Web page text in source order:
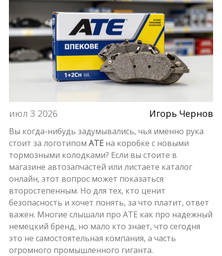
июл 3 2026 Игорь Чернов
Вы когда-нибудь задумывались, чья именно рука
стоит за логотипом ATEна коробке с новыми
тормозными колодками? Если вы стоите в
магазине автозапчастей или листаете каталог
онлайн, этот вопрос может показаться
второстепенным. Но для тех, кто ценит
безопасность и хочет понять, за что платит, ответ
важен. Многие слышали про ATE как про надежный
немецкий бренд, но мало кто знает, что сегодня
это не самостоятельная компания, а часть
огромного промышленного гиганта.